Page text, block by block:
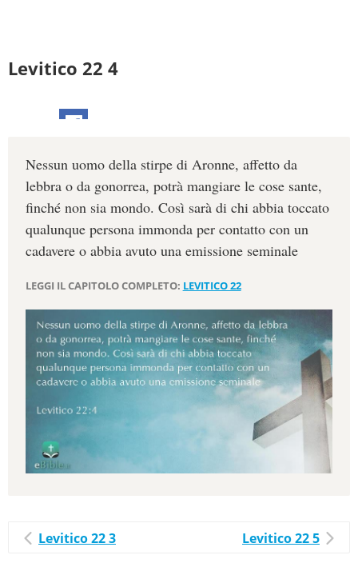
Levitico 22 4
Nessun uomo della stirpe di Aronne, affetto da
lebbra o da gonorrea, potrà mangiare le cose sante,
finché non sia mondo. Così sarà di chi abbia toccato
qualunque persona immonda per contatto con un
cadavere o abbia avuto una emissione seminale
LEGGI IL CAPITOLO COMPLETO: LEVITICO 22
Levitico 22 3 Levitico 22 5